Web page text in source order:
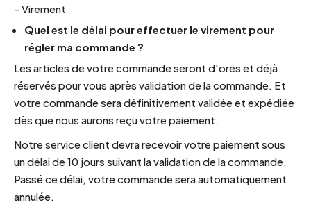
- Virement
Quel est le délai pour effectuer le virement pour
régler ma commande ?
Les articles de votre commande seront d'ores et déjà
réservés pour vous après validation de la commande. Et
votre commande sera définitivement validée et expédiée
dès que nous aurons reçu votre paiement.
Notre service client devra recevoir votre paiement sous
un délai de 10 jours suivant la validation de la commande.
Passé ce délai, votre commande sera automatiquement
annulée.